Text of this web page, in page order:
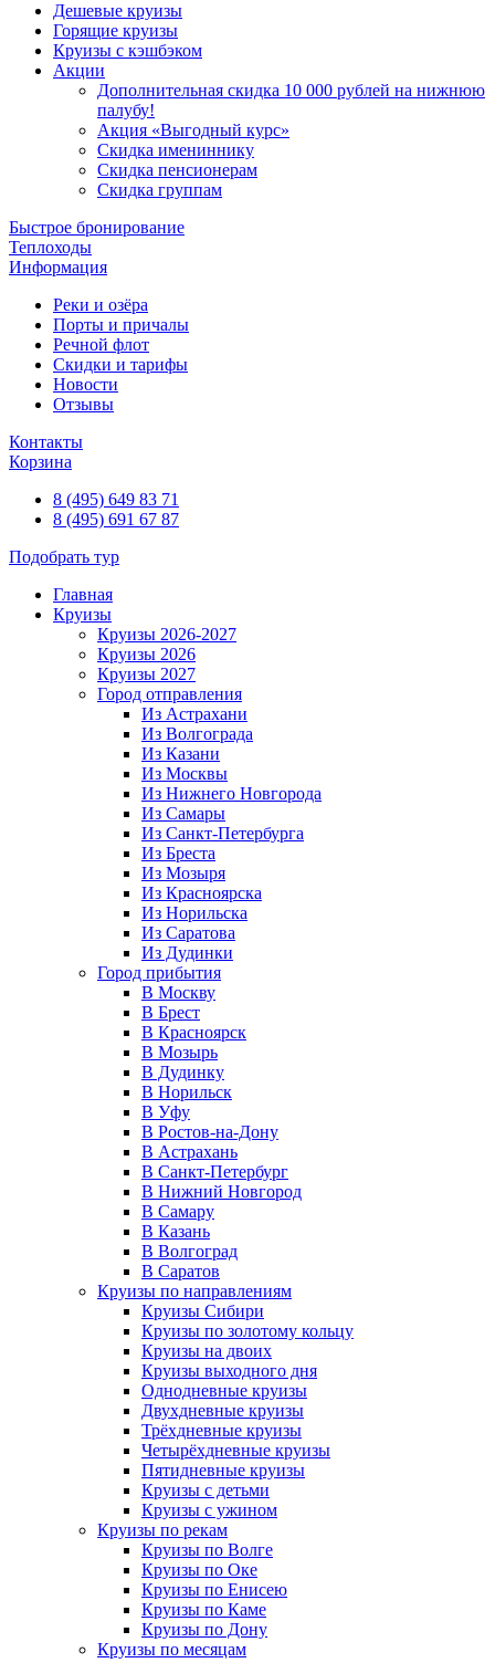
Дешевые круизы
Горящие круизы
Круизы с кэшбэком
Акции
Дополнительная скидка 10 000 рублей на нижнюю
палубу!
Акция «Выгодный курс»
Скидка имениннику
Скидка пенсионерам
Скидка группам
Быстрое бронирование
Теплоходы
Информация
Реки и озёра
Порты и причалы
Речной флот
Скидки и тарифы
Новости
Отзывы
Контакты
Корзина
8 (495) 649 83 71
8 (495) 691 67 87
Подобрать тур
Главная
Круизы
Круизы 2026-2027
Круизы 2026
Круизы 2027
Город отправления
Из Астрахани
Из Волгограда
Из Казани
Из Москвы
Из Нижнего Новгорода
Из Самары
Из Санкт-Петербурга
Из Бреста
Из Мозыря
Из Красноярска
Из Норильска
Из Саратова
Из Дудинки
Город прибытия
В Москву
В Брест
В Красноярск
В Мозырь
В Дудинку
В Норильск
В Уфу
В Ростов-на-Дону
В Астрахань
В Санкт-Петербург
В Нижний Новгород
В Самару
В Казань
В Волгоград
В Саратов
Круизы по направлениям
Круизы Сибири
Круизы по золотому кольцу
Круизы на двоих
Круизы выходного дня
Однодневные круизы
Двухдневные круизы
Трёхдневные круизы
Четырёхдневные круизы
Пятидневные круизы
Круизы с детьми
Круизы с ужином
Круизы по рекам
Круизы по Волге
Круизы по Оке
Круизы по Енисею
Круизы по Каме
Круизы по Дону
Круизы по месяцам